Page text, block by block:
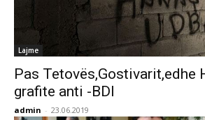
Lajme
Pas Tetovës,Gostivarit,edhe
grafite anti -BDI
admin - 23.06.2019